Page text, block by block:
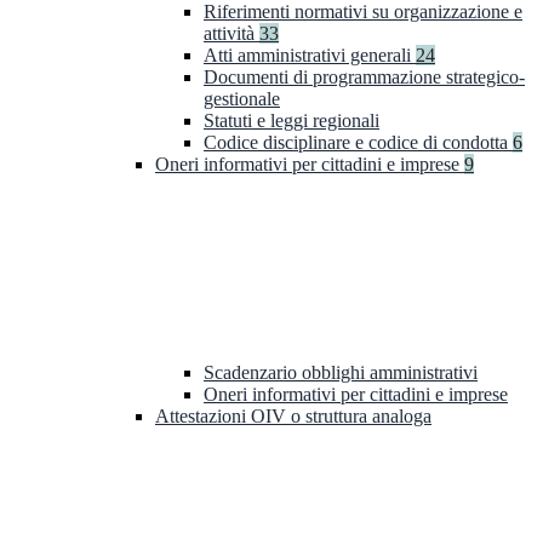
Riferimenti normativi su organizzazione e
attività 33
Atti amministrativi generali 24
Documenti di programmazione strategico-
gestionale
Statuti e leggi regionali
Codice disciplinare e codice di condotta 6
Oneri informativi per cittadini e imprese 9
Scadenzario obblighi amministrativi
Oneri informativi per cittadini e imprese
Attestazioni OIV o struttura analoga